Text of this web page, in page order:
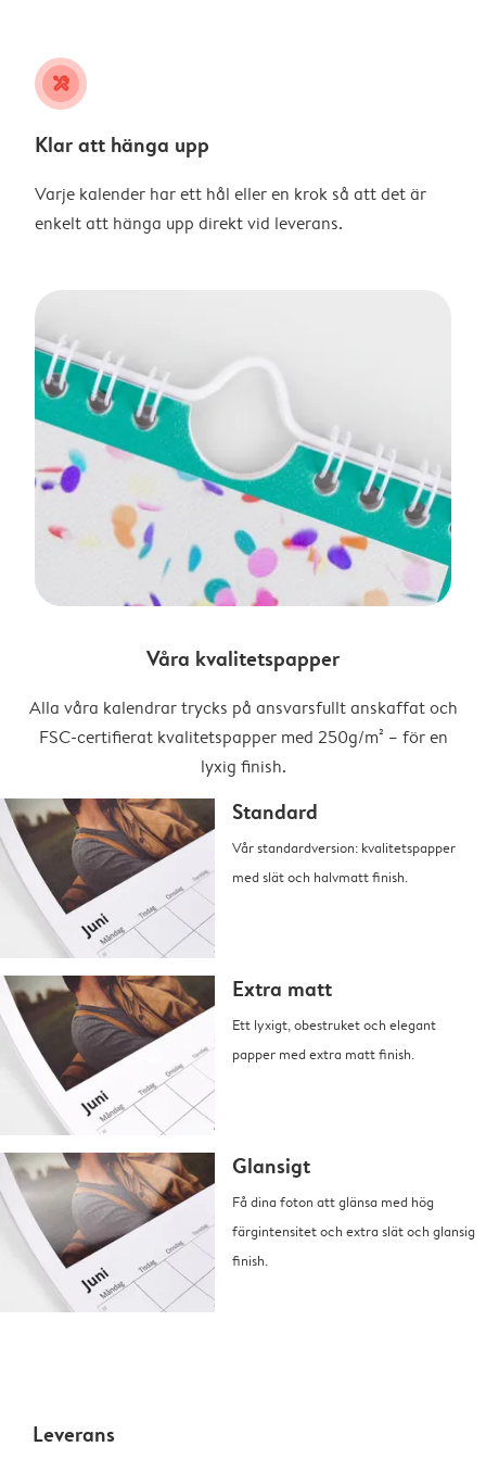
tools
Klar att hänga upp
Varje kalender har ett hål eller en krok så att det är
enkelt att hänga upp direkt vid leverans.
Våra kvalitetspapper
Alla våra kalendrar trycks på ansvarsfullt anskaffat och
FSC-certifierat kvalitetspapper med 250g/m² – för en
lyxig finish.
Standard
Vår standardversion: kvalitetspapper
med slät och halvmatt finish.
Extra matt
Ett lyxigt, obestruket och elegant
papper med extra matt finish.
Glansigt
Få dina foton att glänsa med hög
färgintensitet och extra slät och glansig
finish.
Leverans